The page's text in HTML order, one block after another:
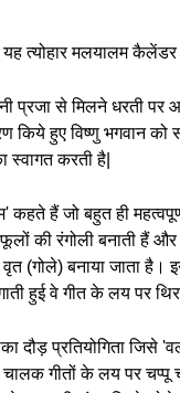
त्योहार मलयालम
प्रजा से मिलने धरती
किये हुए विष्णु भगवान
स्वागत करती है|
हैं जो बहुत ही
रंगोली बनाती हैं और
(गोले) बनाया जाता है।
हुई वे गीत के लय पर
दौड़ प्रतियोगिता
गीतों के लय पर